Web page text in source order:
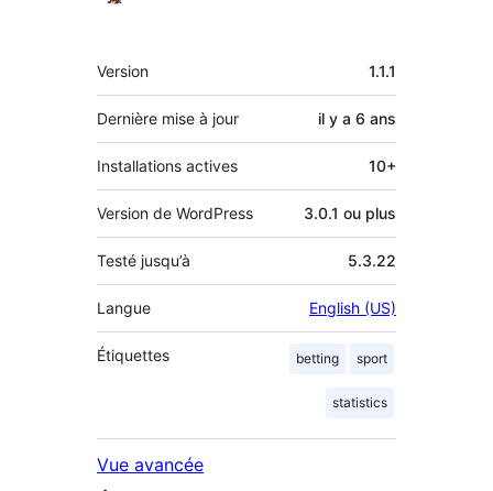
Méta
Version 1.1.1
Dernière mise à jour il y a 6 ans
Installations actives 10+
Version de WordPress 3.0.1 ou plus
Testé jusqu’à 5.3.22
Langue English (US)
Étiquettes betting sport
statistics
Vue avancée